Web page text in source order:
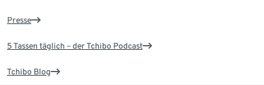
Presse
5 Tassen täglich – der Tchibo Podcast
Tchibo Blog